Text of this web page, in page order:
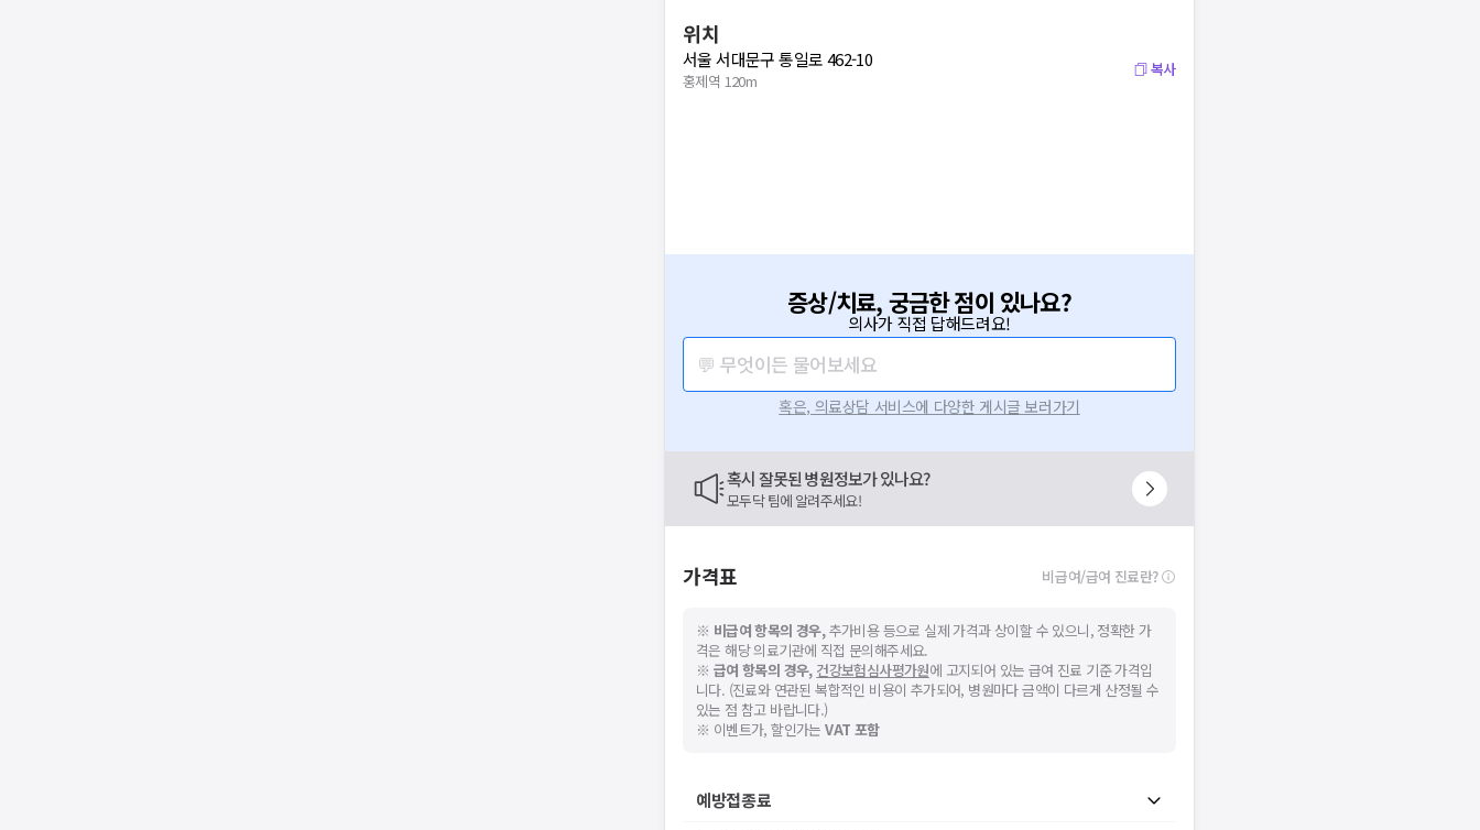
위치
서울 서대문구 통일로 462-10
홍제역 120m
복사
증상/치료, 궁금한 점이 있나요?
의사가 직접 답해드려요!
💬 무엇이든 물어보세요
혹은, 의료상담 서비스에 다양한 게시글 보러가기
혹시 잘못된 병원정보가 있나요?
모두닥 팀에 알려주세요!
가격표 비급여/급여 진료란?
※ 비급여 항목의 경우,추가비용 등으로 실제 가격과 상이할 수 있으니, 정확한 가
격은 해당 의료기관에 직접 문의해주세요.
※ 급여 항목의 경우, 건강보험심사평가원에 고지되어 있는 급여 진료 기준 가격입
니다. (진료와 연관된 복합적인 비용이 추가되어, 병원마다 금액이 다르게 산정될 수
있는 점 참고 바랍니다.)
※ 이벤트가, 할인가는VAT 포함
예방접종료